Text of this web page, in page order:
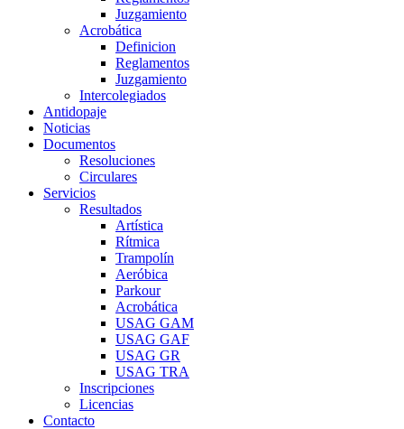
Juzgamiento
Acrobática
Definicion
Reglamentos
Juzgamiento
Intercolegiados
Antidopaje
Noticias
Documentos
Resoluciones
Circulares
Servicios
Resultados
Artística
Rítmica
Trampolín
Aeróbica
Parkour
Acrobática
USAG GAM
USAG GAF
USAG GR
USAG TRA
Inscripciones
Licencias
Contacto